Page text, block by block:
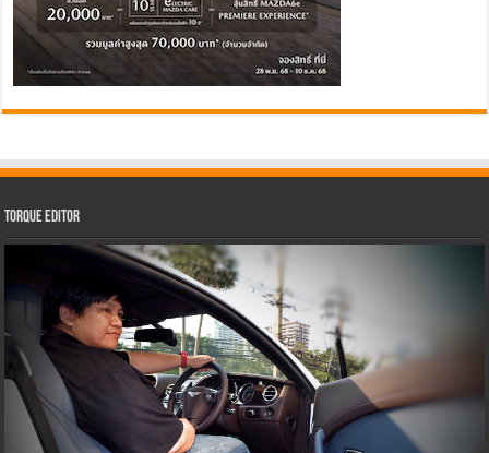
Torque Editor